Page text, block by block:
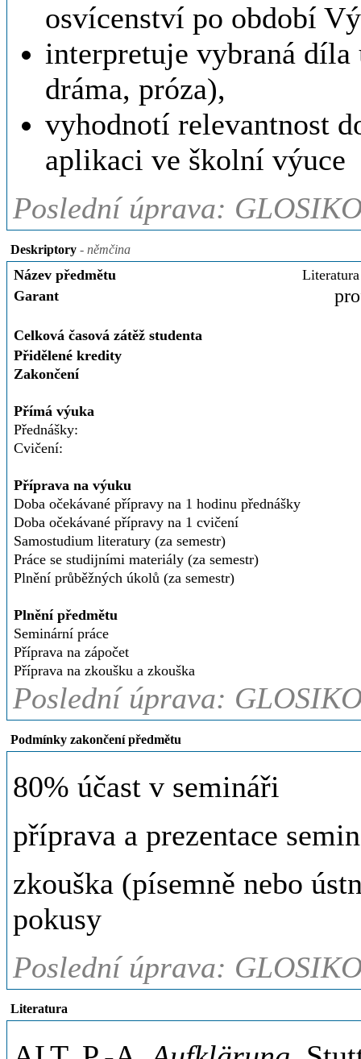
osvícenství po období
interpretuje vybraná
dráma, próza),
vyhodnotí relevantnost
aplikaci ve školní výuce
Poslední úprava:
Deskriptory - němčina
Název předmětu
Garant
Celková časová zátěž studenta
Přidělené kredity
Zakončení
Přímá výuka
Přednášky:
Cvičení:
Příprava na výuku
Doba očekávané přípravy na 1 hodinu přednášky
Doba očekávané přípravy na 1 cvičení
Samostudium literatury (za semestr)
Práce se studijními materiály (za semestr)
Plnění průběžných úkolů (za semestr)
Plnění předmětu
Seminární práce
Příprava na zápočet
Příprava na zkoušku a zkouška
Poslední úprava:
Podmínky zakončení předmětu
80% účast v semináři
příprava a prezentace
zkouška (písemně nebo
pokusy
Poslední úprava:
Literatura